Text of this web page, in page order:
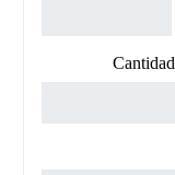
Cantidad